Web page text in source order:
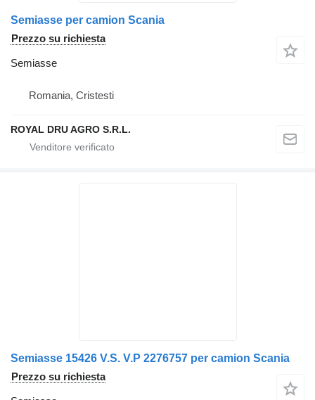
Semiasse per camion Scania
Prezzo su richiesta
Semiasse
Romania, Cristesti
ROYAL DRU AGRO S.R.L.
Semiasse 15426 V.S. V.P 2276757 per camion Scania
Prezzo su richiesta